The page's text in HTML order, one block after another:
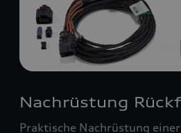
Nachrüstung
Praktische Nachrüstung